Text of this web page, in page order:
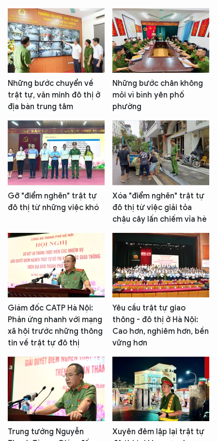
Những bước chuyển về
trật tự, văn minh đô thị ở
địa bàn trung tâm
Những bước chân không
mỏi vì bình yên phố
phường
Gỡ "điểm nghẽn" trật tự
đô thị từ những việc khó
Xóa "điểm nghẽn" trật tự
đô thị từ việc giải tỏa
chậu cây lấn chiếm vỉa hè
Giám đốc CATP Hà Nội:
Phản ứng nhanh với mạng
xã hội trước những thông
tin về trật tự đô thị
Yêu cầu trật tự giao
thông - đô thị ở Hà Nội:
Cao hơn, nghiêm hơn, bền
vững hơn
Trung tướng Nguyễn
Xuyên đêm lập lại trật tự